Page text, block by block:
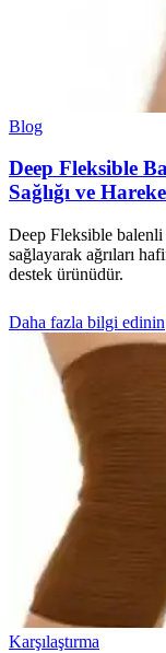
Blog
Deep Fleksible
Sağlığı ve
Deep Fleksible
sağlayarak ağrıları
destek ürünüdür.
Daha fazla bilgi edinin
Karşılaştırma